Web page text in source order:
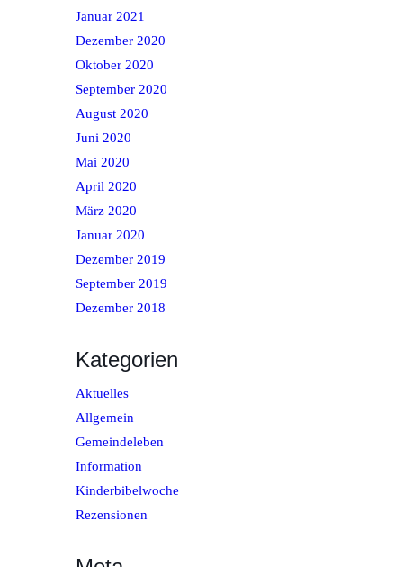
Januar 2021
Dezember 2020
Oktober 2020
September 2020
August 2020
Juni 2020
Mai 2020
April 2020
März 2020
Januar 2020
Dezember 2019
September 2019
Dezember 2018
Kategorien
Aktuelles
Allgemein
Gemeindeleben
Information
Kinderbibelwoche
Rezensionen